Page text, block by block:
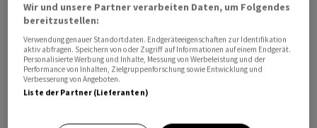
Nachrichten spürbar schwanken. Stärkere
Kursausschläge an solchen Tagen gibt es vor allem bei
Aktien-Schwergewichten in den entsprechenden
Indizes.
Hinter diesen Schwankungen stehen Marktteilnehmer,
Wir und unsere Partner verarbeiten Daten, um Folgendes
bereitzustellen:
Verwendung genauer Standortdaten. Endgeräteeigenschaften zur Identifikation
aktiv abfragen. Speichern von oder Zugriff auf Informationen auf einem Endgerät.
Personalisierte Werbung und Inhalte, Messung von Werbeleistung und der
Performance von Inhalten, Zielgruppenforschung sowie Entwicklung und
Verbesserung von Angeboten.
Liste der Partner (Lieferanten)